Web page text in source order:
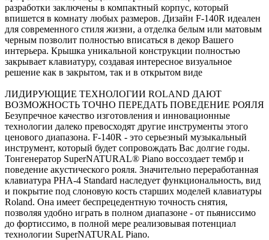
разработки заключены в компактный корпус, который
впишется в комнату любых размеров. Дизайн F-140R идеален
для современного стиля жизни, а отделка белым или матовым
черным позволит полностью вписаться в декор Вашего
интерьера. Крышка уникальной конструкции полностью
закрывает клавиатуру, создавая интересное визуальное
решение как в закрытом, так и в открытом виде
ЛИДИРУЮЩИЕ ТЕХНОЛОГИИ ROLAND ДАЮТ
ВОЗМОЖНОСТЬ ТОЧНО ПЕРЕДАТЬ ПОВЕДЕНИЕ РОЯЛЯ
Безупречное качество изготовления и инновационные
технологии далеко превосходят другие инструменты этого
ценового диапазона. F-140R - это серьезный музыкальный
инструмент, который будет сопровождать Вас долгие годы.
Тонгенератор SuperNATURAL® Piano воссоздает тембр и
поведение акустического рояля. Значительно переработанная
клавиатура PHA-4 Standard наследует функциональность, вид
и покрытие под слоновую кость старших моделей клавиатуры
Roland. Она имеет беспрецедентную точность снятия,
позволяя удобно играть в полном диапазоне - от пьяниссимо
до фортиссимо, в полной мере реализовывая потенциал
технологии SuperNATURAL Piano.